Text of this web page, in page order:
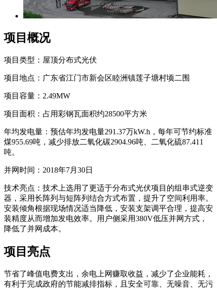
项目概况
项目类型：屋顶分布式光伏
项目地点：广东省江门市新会区睦洲镇莲子塘村顷二围
项目容量：2.49MW
项目面积：占用彩钢瓦面积约28500平方米
年均发电量：预估年均发电量291.37万kW.h，每年可节约标准
煤955.69吨，减少排放二氧化碳2904.96吨、二氧化硫87.411
吨。
并网时间：2018年7月30日
技术亮点：技术上选用了更适于分布式光伏项目的组串式逆变
器，采用长阵列与短阵列结合方式布置，提升了空间利用率。
安装倾角根据现场情况适当降低，安装支架调平合理，提高安
装精度从而增加发电效率。用户侧采用380V低压并网方式，
降低了并网成本。
项目亮点
节省了峰值电费支出，余电上网赚取收益，减少了企业能耗，
有利于完成政府的节能减排指标，且安全可靠、无噪音、无污